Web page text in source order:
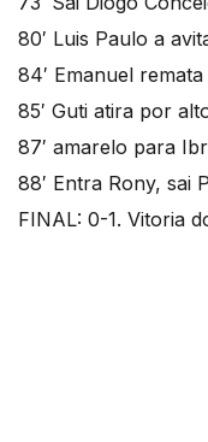
80′ Luis Paulo a
84′ Emanuel
85′ Guti atira por
87′ amarelo para
88′ Entra Rony, sai
FINAL: 0-1. Vitoria